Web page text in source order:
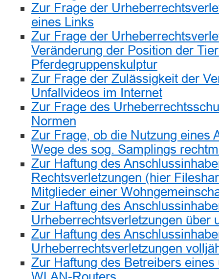
Zur Frage der
eines Links
Zur Frage der
Veränderung der Position der
Pferdegruppenskulptur
Zur Frage der Zulässigkeit der
Unfallvideos im Internet
Zur Frage des
Normen
Zur Frage, ob die Nutzung eines
Wege des sog. Samplings
Zur Haftung des
Rechtsverletzungen (hier
Mitglieder einer
Zur Haftung des
Urheberrechtsverletzungen über
Zur Haftung des
Urheberrechtsverletzungen
Zur Haftung des Betreibers